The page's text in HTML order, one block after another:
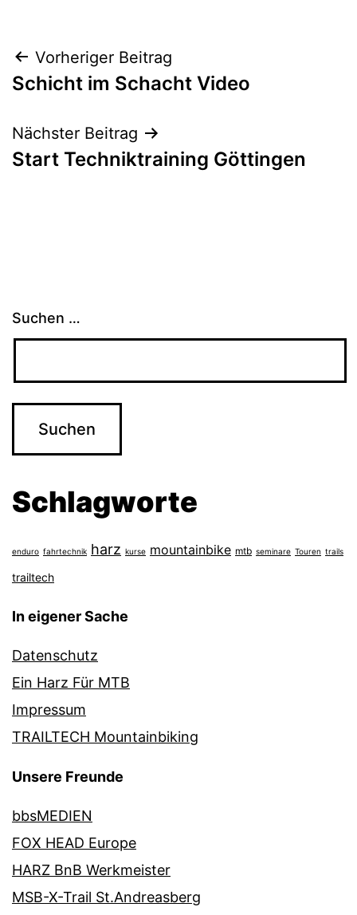
Beitragsnavigation
Vorheriger Beitrag
Schicht im Schacht Video
Nächster Beitrag
Start Techniktraining Göttingen
Suchen …
Schlagworte
enduro fahrtechnik harz kurse mountainbike mtb seminare Touren trails
trailtech
In eigener Sache
Datenschutz
Ein Harz Für MTB
Impressum
TRAILTECH Mountainbiking
Unsere Freunde
bbsMEDIEN
FOX HEAD Europe
HARZ BnB Werkmeister
MSB-X-Trail St.Andreasberg